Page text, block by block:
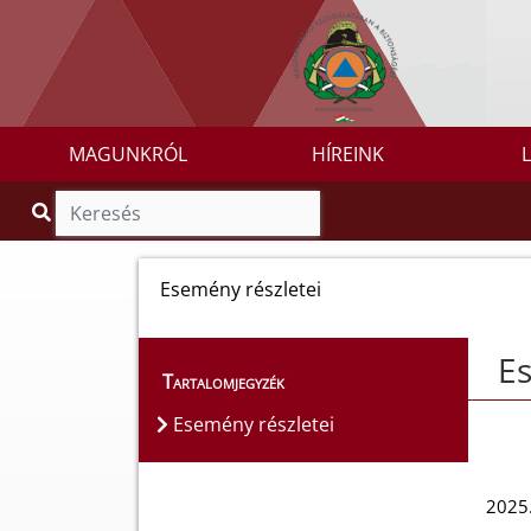
MAGUNKRÓL HÍREINK
Esemény részletei
Tartalomjegyzék
Esemény részletei